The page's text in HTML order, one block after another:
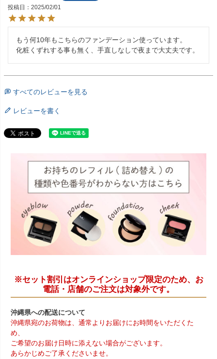
投稿日
2025/02/01
もう何10年もこちらのファンデーション使っています。
化粧くずれする事も無く、手直しなしで夜まで大丈夫です。
すべてのレビューを見る
レビューを書く
※セット割引はオンラインショップ限定のため、お
電話・店舗のご注文は対象外です。
沖縄県への配送について
沖縄県宛のお荷物は、通常よりお届けにお時間をいただくた
め、
ご希望のお届け日時に添えない場合がございます。
あらかじめご了承くださいませ。